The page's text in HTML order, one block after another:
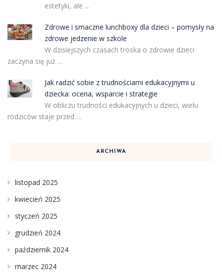
estetyki, ale …
Zdrowe i smaczne lunchboxy dla dzieci – pomysły na
zdrowe jedzenie w szkole
W dzisiejszych czasach troska o zdrowie dzieci
zaczyna się już …
Jak radzić sobie z trudnościami edukacyjnymi u
dziecka: ocena, wsparcie i strategie
W obliczu trudności edukacyjnych u dzieci, wielu
rodziców staje przed …
ARCHIWA
listopad 2025
kwiecień 2025
styczeń 2025
grudzień 2024
październik 2024
marzec 2024